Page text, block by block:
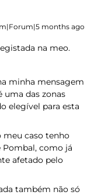
months ago
na meo.
minha mensagem
uma das zonas
elegível para esta
caso tenho
como já
afetado pelo
também não só